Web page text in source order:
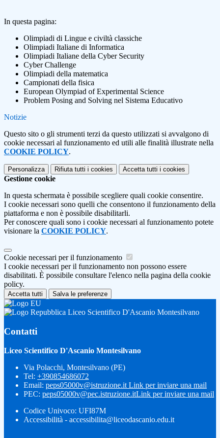
In questa pagina:
Olimpiadi di Lingue e civiltà classiche
Olimpiadi Italiane di Informatica
Olimpiadi Italiane della Cyber Security
Cyber Challenge
Olimpiadi della matematica
Campionati della fisica
European Olympiad of Experimental Science
Problem Posing and Solving nel Sistema Educativo
Notizie
Questo sito o gli strumenti terzi da questo utilizzati si avvalgono di
cookie necessari al funzionamento ed utili alle finalità illustrate nella
COOKIE POLICY.
Personalizza Rifiuta tutti i cookies Accetta tutti i cookies
Gestione cookie
In questa schermata è possibile scegliere quali cookie consentire.
I cookie necessari sono quelli che consentono il funzionamento della
piattaforma e non è possibile disabilitarli.
Per conoscere quali sono i cookie necessari al funzionamento potete
visionare la COOKIE POLICY.
Cookie necessari per il funzionamento
I cookie necessari per il funzionamento non possono essere
disabilitati. È possibile consultare l'elenco nella pagina della cookie
policy.
Accetta tutti Salva le preferenze
Liceo Scientifico D'Ascanio Montesilvano
Contatti
Liceo Scientifico D'Ascanio Montesilvano
Via Polacchi, Montesilvano (PE)
Tel: +390854686072
Email: peps05000v@istruzione.it Link per inviare una mail
PEC: peps05000v@pec.istruzione.itLink per inviare una mail
Codice Univoco: UFI87M
Accessibilità - accessibilita@liceodascanio.edu.it